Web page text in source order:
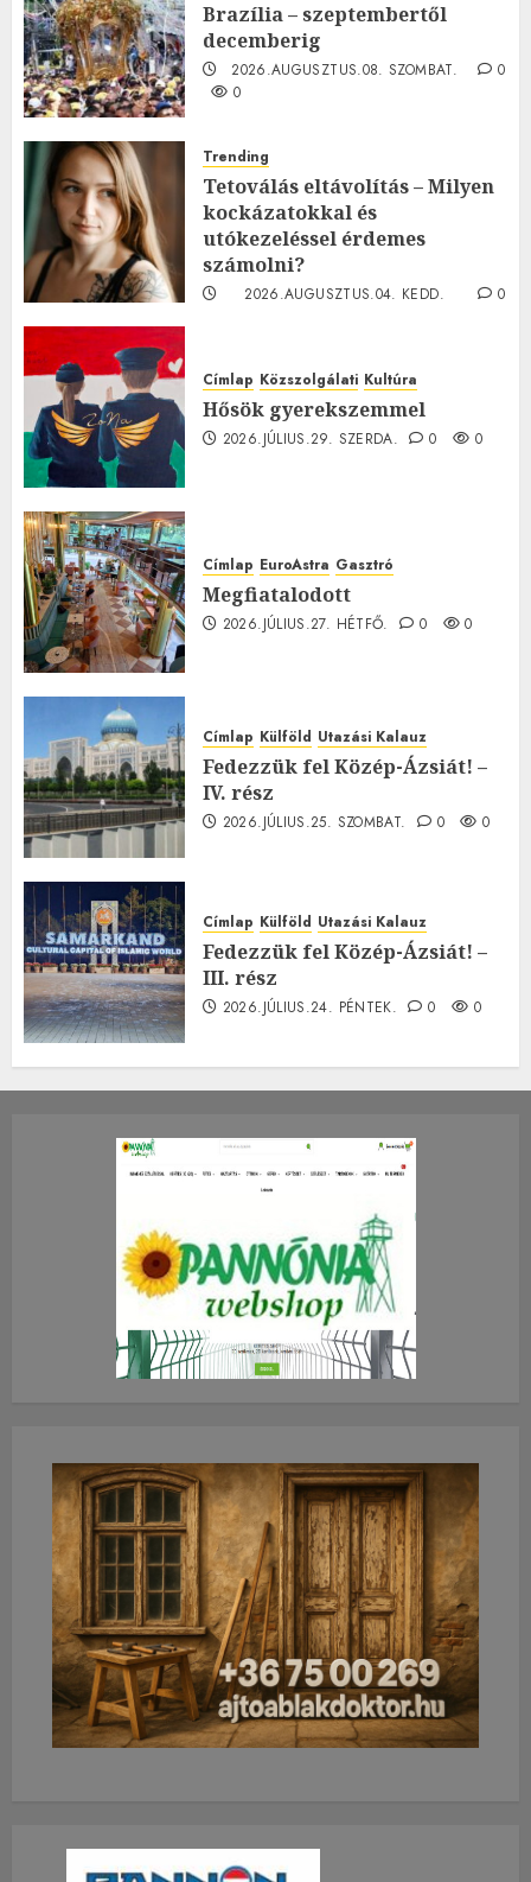
Brazília – szeptembertől
decemberig
2026.AUGUSZTUS.08. SZOMBAT.
0
0
Trending
Tetoválás eltávolítás – Milyen
kockázatokkal és
utókezeléssel érdemes
számolni?
2026.AUGUSZTUS.04. KEDD.
0
Címlap Közszolgálati Kultúra
Hősök gyerekszemmel
2026.JÚLIUS.29. SZERDA. 0 0
Címlap EuroAstra Gasztró
Megfiatalodott
2026.JÚLIUS.27. HÉTFŐ. 0 0
Címlap Külföld Utazási Kalauz
Fedezzük fel Közép-Ázsiát! –
IV. rész
2026.JÚLIUS.25. SZOMBAT. 0 0
Címlap Külföld Utazási Kalauz
Fedezzük fel Közép-Ázsiát! –
III. rész
2026.JÚLIUS.24. PÉNTEK. 0 0